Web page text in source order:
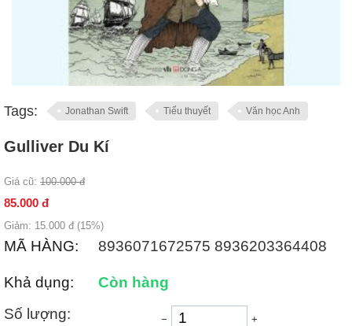
Tags: Jonathan Swift Tiểu thuyết Văn học Anh
Gulliver Du Kí
Giá cũ: 100.000 đ
85.000 đ
Giảm: 15.000 đ (15%)
MÃ HÀNG: 8936071672575 8936203364408
Khả dụng:
Còn hàng
Số lượng:
− +